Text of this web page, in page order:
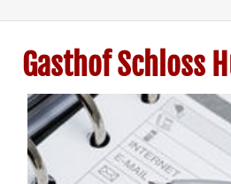
Gasthof Schloss